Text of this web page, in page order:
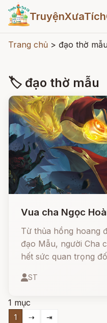
Trang chủ > đạo thờ
🏷 đạo thờ mẫu
Vua cha Ngọc
Từ thủa hồng hoang
đạo Mẫu, người Cha
hết sức quan trọng
ST
1 mục
1 ⇢ ⇥